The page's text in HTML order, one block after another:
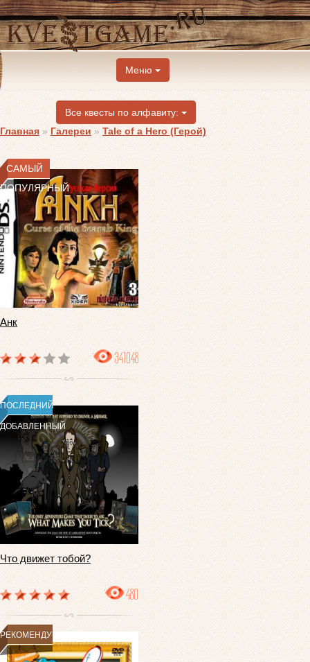
Меню
Все квесты по алфавиту:
Главная » Галереи » Tale of a Hero (Герой)
САМЫЙ
ПОПУЛЯРНЫЙ
Анк
341048
ПОСЛЕДНИЙ
ДОБАВЛЕННЫЙ
Что движет тобой?
480
РЕКОМЕНДУЕМ